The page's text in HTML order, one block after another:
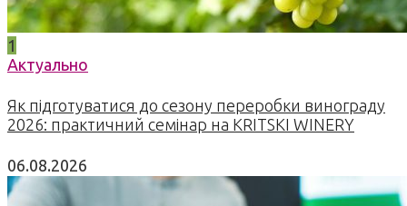
1
Актуально
Як підготуватися до сезону переробки винограду
2026: практичний семінар на KRITSKI WINERY
06.08.2026